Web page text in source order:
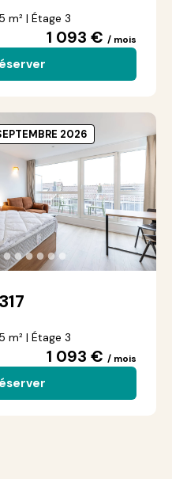
m² | Étage 3
1 093 € / mois
●●●●●●
m² | Étage 3
1 093 € / mois
2026